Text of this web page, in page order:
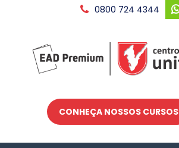
0800 724 4344
CONHEÇA NOSSOS CURSOS